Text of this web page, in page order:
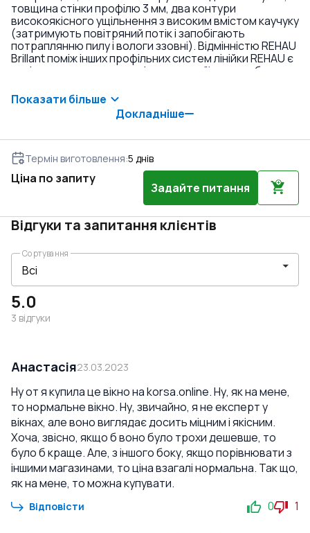
товщина стінки профілю 3 мм, два контури
високоякісного ущільнення з високим вмістом каучуку
(затримують повітряний потік і запобігають
потраплянню пилу і вологи ззовні). Відмінністю REHAU
Brillant поміж інших профільних систем лінійки REHAU є
напівкругла стулка ззовні конструкції, яка особливо
будинків, котеджів та інших житлових будівель. Вікна з
профілю REHAU Brillant у комплекті з
енергозберігаючими склопакетами дозволяють
експлуатації. Бажаєте не просто засклити будинок, а
прикрасити його фасад витонченими вікнами зі
скругленими лініями – замовляйте REHAU Brillant за
вигідною ціною просто зараз.
Показати більше
Докладніше
Термін виготовлення:5 днів
Ціна по запиту
Задайте питання
Відгуки та запитання клієнтів
5.0
3 відгуки
Сортування
Анастасія23.03.2023
Ну от я купила це вікно на korsa.online. Ну, як на мене,
то нормальне вікно. Ну, звичайно, я не експерт у
вікнах, але воно виглядає досить міцним і якісним.
Хоча, звісно, якщо б воно було трохи дешевше, то
було б краще. Але, з іншого боку, якщо порівнювати з
іншими магазинами, то ціна взагалі нормальна. Так що,
як на мене, то можна купувати.
Відповісти 0 1